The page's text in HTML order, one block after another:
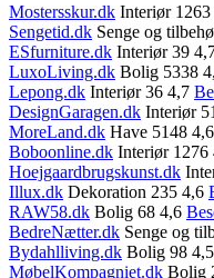
Mostersskur.dk Interiør 1263
Sengetid.dk Senge og
ESfurniture.dk Interiør 39
LuxoLiving.dk Bolig 5338
Lepong.dk Interiør 36 4,7
DesignGaragen.dk Interiør
MoreLand.dk Have 5148
Boboonline.dk Interiør 1276
Hoejgaardbrugskunst.dk
Illux.dk Dekoration 235 4,6
RAW58.dk Bolig 68 4,6
BedreNætter.dk Senge og
Bydahlliving.dk Bolig 98 4,5
MøbelKompagniet.dk Bolig